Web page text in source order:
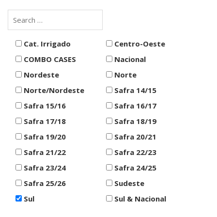
Cat. Irrigado
Centro-Oeste
COMBO CASES
Nacional
Nordeste
Norte
Norte/Nordeste
Safra 14/15
Safra 15/16
Safra 16/17
Safra 17/18
Safra 18/19
Safra 19/20
Safra 20/21
Safra 21/22
Safra 22/23
Safra 23/24
Safra 24/25
Safra 25/26
Sudeste
Sul
Sul & Nacional